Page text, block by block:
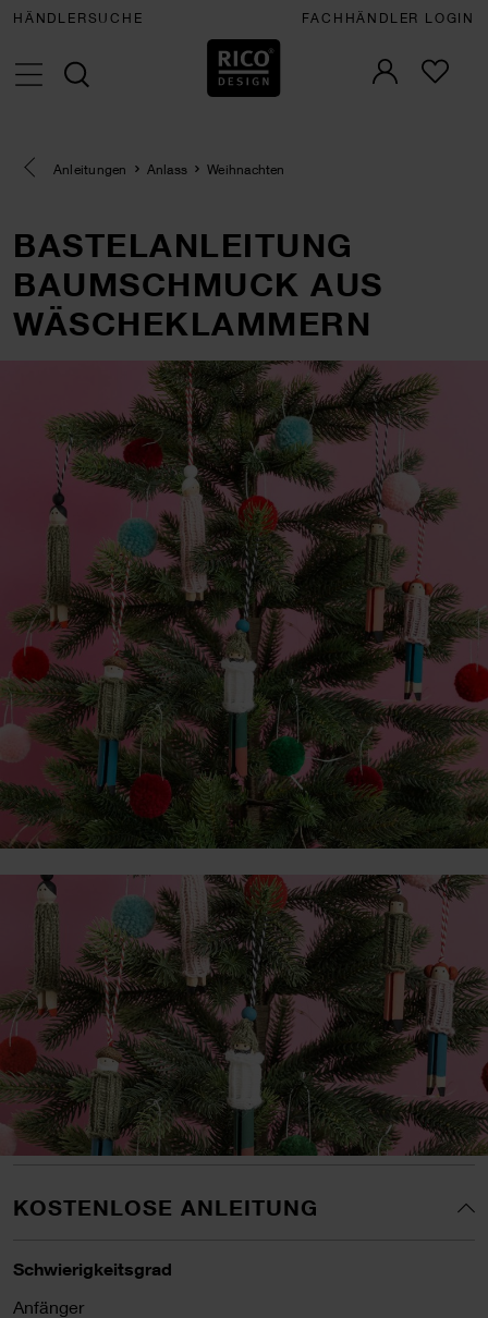
HÄNDLERSUCHE FACHHÄNDLER LOGIN
Eine Kategorie zurück navigieren
Anleitungen Anlass Weihnachten
BASTELANLEITUNG
BAUMSCHMUCK AUS
WÄSCHEKLAMMERN
KOSTENLOSE ANLEITUNG
Schwierigkeitsgrad
Anfänger